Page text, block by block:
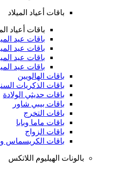
باقات أعياد الميلاد
باقات أعياد
باقات عيد
باقات عيد
باقات عيد
باقات عيد
باقات الهالويين
باقات الذكريات
باقات حديثي الولادة
باقات بيبي شاور
باقات التخرج
باقات ماما وبابا
باقات الزواج
باقات الكريسماس
بالونات الهيليوم اللاتكس